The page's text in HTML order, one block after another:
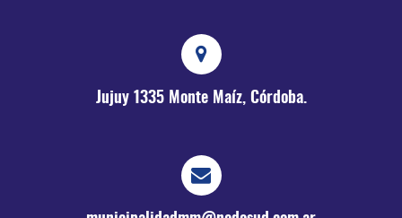
Jujuy 1335 Monte Maíz, Córdoba.